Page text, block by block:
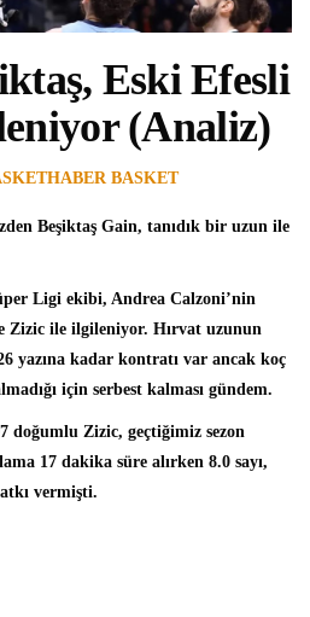
Eski Efesli
(Analiz)
BASKET
Beşiktaş Gain, tanıdık bir uzun ile
Ligi ekibi, Andrea Calzoni’nin
Zizic ile ilgileniyor. Hırvat uzunun
yazına kadar kontratı var ancak koç
için serbest kalması gündem.
doğumlu Zizic, geçtiğimiz sezon
17 dakika süre alırken 8.0 sayı,
vermişti.